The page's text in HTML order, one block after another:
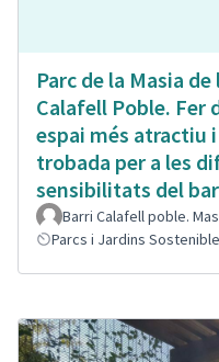
Parc de la Masia
Calafell Poble. Fer
espai més atractiu
trobada per a les
sensibilitats del
Barri Calafell poble.
Parcs i Jardins